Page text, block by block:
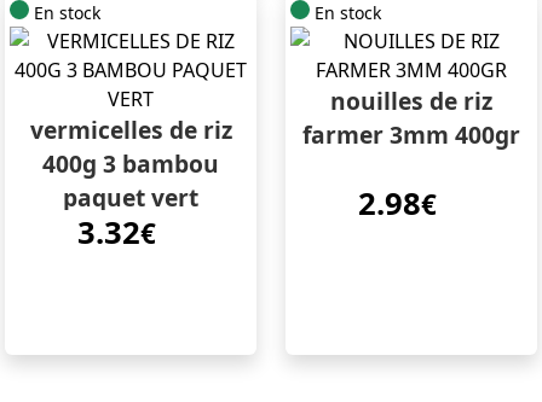
En stock
vermicelles de riz
400g 3 bambou
paquet vert
3.32€
En stock
nouilles de riz
farmer 3mm 400gr
2.98€